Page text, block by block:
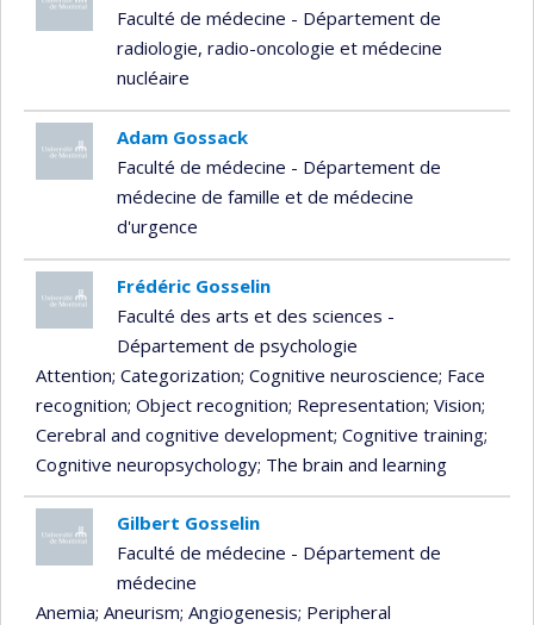
Faculté de médecine - Département de
radiologie, radio-oncologie et médecine
nucléaire
Adam Gossack
Faculté de médecine - Département de
médecine de famille et de médecine
d'urgence
Frédéric Gosselin
Faculté des arts et des sciences -
Département de psychologie
Attention; Categorization; Cognitive neuroscience; Face
recognition; Object recognition; Representation; Vision;
Cerebral and cognitive development; Cognitive training;
Cognitive neuropsychology; The brain and learning
Gilbert Gosselin
Faculté de médecine - Département de
médecine
Anemia; Aneurism; Angiogenesis; Peripheral